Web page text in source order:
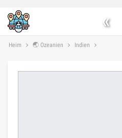
«
Heim 🌏 Ozeanien Indien